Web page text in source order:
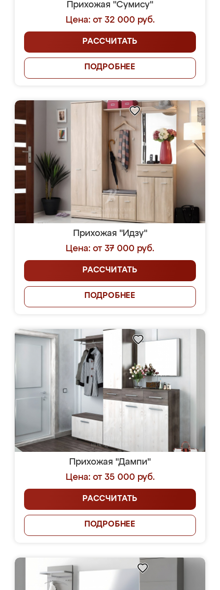
Прихожая "Сумису"
Цена: от 32 000 руб.
РАССЧИТАТЬ
ПОДРОБНЕЕ
Прихожая "Идзу"
Цена: от 37 000 руб.
РАССЧИТАТЬ
ПОДРОБНЕЕ
Прихожая "Дампи"
Цена: от 35 000 руб.
РАССЧИТАТЬ
ПОДРОБНЕЕ